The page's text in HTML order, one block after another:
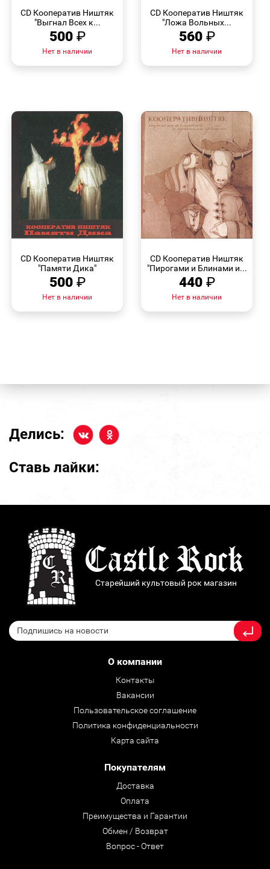
CD Кооператив Ништяк
"Выгнал Всех к...
500 ₽
Нет в наличии
CD Кооператив Ништяк
"Ложа Вольных...
560 ₽
Нет в наличии
CD Кооператив Ништяк
"Памяти Дика"
500 ₽
Нет в наличии
CD Кооператив Ништяк
"Пирогами и Блинами и...
440 ₽
Нет в наличии
Делись:
Ставь лайки:
Старейший культовый рок магазин
О компании
Контакты
Вакансии
Пользовательское соглашение
Политика конфиденциальности
Карта сайта
Покупателям
Доставка
Оплата
Преимущества и Гарантии
Обмен / Возврат
Вопрос - Ответ